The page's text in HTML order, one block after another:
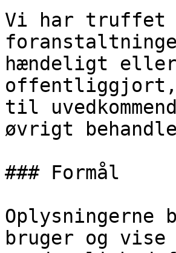
Vi har truffet
hændeligt
offentliggjort,
til
øvrigt
### Formål
bruger og